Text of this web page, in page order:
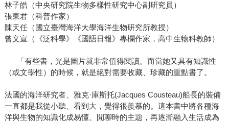
林子皓（中央研究院生物多樣性研究中心副研究員）
張東君（科普作家）
陳天任（國立臺灣海洋大學海洋生物研究所教授）
曾文宣（《泛科學》《國語日報》專欄作家，高中生物科教師）
「有些書，光是圖片就非常值得閱讀。而當她又具有知識性
（或文學性）的時候，就是絕對需要收藏、珍藏的重點書了。
法國的海洋研究者、雅克·庫斯托(Jacques Cousteau)船長的裝備
一直都是我從小聽、看到大，覺得很羨慕的。這本書中將各種海
洋與生物的知識化成易懂、閒聊時的主題，再逐漸融入生活成為